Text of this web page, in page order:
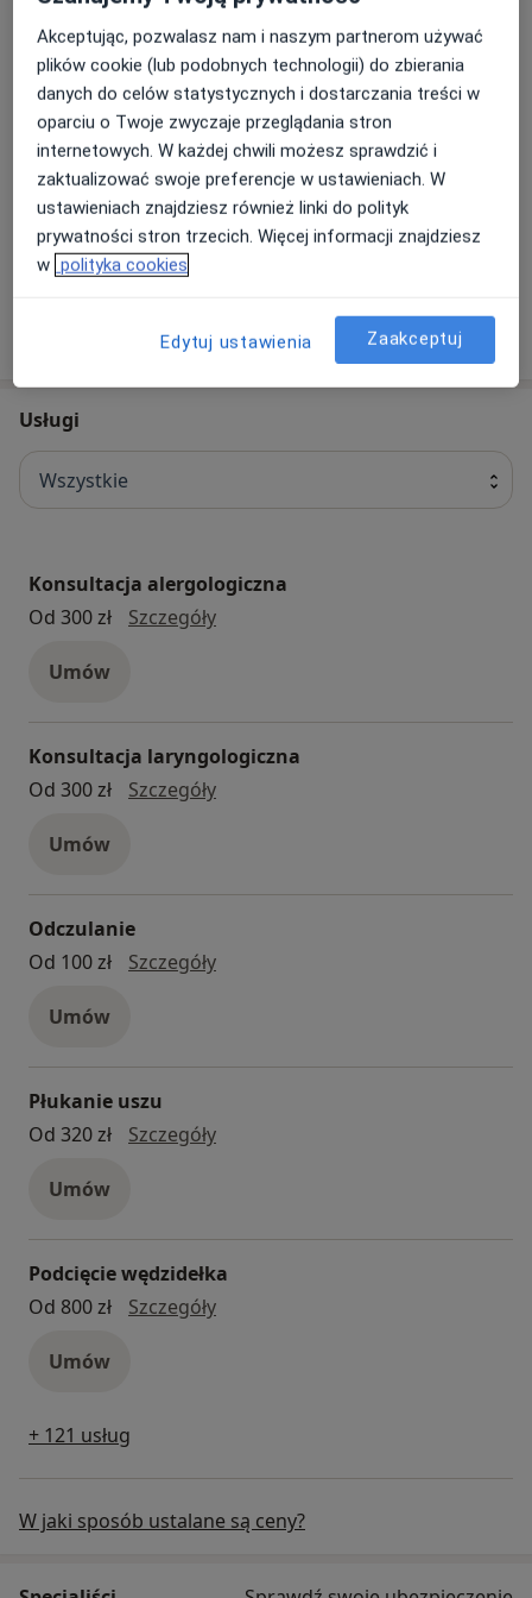
ul.Obrzeżna 5 – OTOLARYNGOLODZY24 – skuteczna
pomoc w problemach laryngologicznych,
audiologicznych i foniatrycznych.
więcejO nas
Nasze specjalizacje Pokaż wszystkie
Laryngologia Pediatria
Zobacz więcej
Usługi
Wszystkie
Konsultacja alergologiczna
Od 300 zł
Szczegółykonsultacja alergologiczna
Umów
Konsultacja laryngologiczna
Od 300 zł
Szczegółykonsultacja laryngologiczna
Umów
Odczulanie
Od 100 zł
Szczegółyodczulanie
Umów
Płukanie uszu
Od 320 zł
Szczegółypłukanie uszu
Umów
Podcięcie wędzidełka
Od 800 zł
SzczegółyPodcięcie wędzidełka
Umów
+ 121 usług
W jaki sposób ustalane są ceny?
Akceptując, pozwalasz nam i naszym partnerom używać
plików cookie (lub podobnych technologii) do zbierania
danych do celów statystycznych i dostarczania treści w
oparciu o Twoje zwyczaje przeglądania stron
internetowych. W każdej chwili możesz sprawdzić i
zaktualizować swoje preferencje w ustawieniach. W
ustawieniach znajdziesz również linki do polityk
prywatności stron trzecich. Więcej informacji znajdziesz
w polityka cookies
Edytuj ustawienia Zaakceptuj